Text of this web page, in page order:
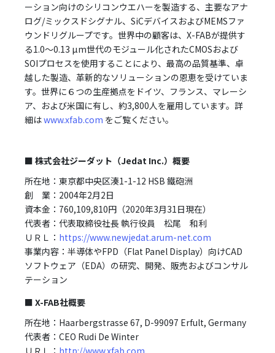
ーション向けのシリコンウエハーを製造する、主要なアナ
ログ/ミックスドシグナル、SiCデバイスおよびMEMSファ
ウンドリグループです。世界中の顧客は、X-FABが提供す
る1.0〜0.13 µm世代のモジュール化されたCMOSおよび
SOIプロセスを使用することにより、最高の品質基準、卓
越した製造、革新的なソリューションの恩恵を受けていま
す。世界に６つの生産拠点をドイツ、フランス、マレーシ
ア、および米国に有し、約3,800人を雇用しています。詳
細はwww.xfab.com をご覧ください。
■ 株式会社ジーダット（Jedat Inc.）概要
所在地：東京都中央区湊1-1-12 HSB 鐵砲洲
創 業：2004年2月2日
資本金：760,109,810円（2020年3月31日現在）
代表者：代表取締役社長 執行役員 松尾 和利
ＵＲＬ： https://www.newjedat.arum-net.com
事業内容：半導体やFPD（Flat Panel Display）向けCAD
ソフトウェア（EDA）の研究、開発、販売およびコンサル
テーション
■ X-FAB社概要
所在地：Haarbergstrasse 67, D-99097 Erfult, Germany
代表者：CEO Rudi De Winter
ＵＲＬ： http://www.xfab.com